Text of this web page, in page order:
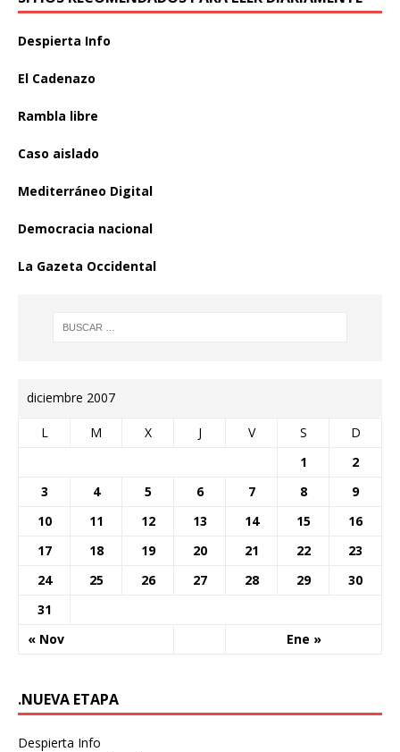
Despierta Info
El Cadenazo
Rambla libre
Caso aislado
Mediterráneo Digital
Democracia nacional
La Gazeta Occidental
diciembre 2007
L M X J V S D
« Nov Ene »
1
2
3
4 5 6 7 8
9
10
11 12 13 14 15
16
17
18 19 20 21 22
23
24
25 26 27 28 29
30
31
.NUEVA ETAPA
Despierta Info